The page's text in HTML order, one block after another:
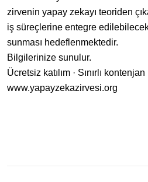
zirvenin yapay zekayı teoriden
iş süreçlerine entegre
sunması hedeflenmektedir.
Bilgilerinize sunulur.
Ücretsiz katılım · Sınırlı kontenjan
www.yapayzekazirvesi.org